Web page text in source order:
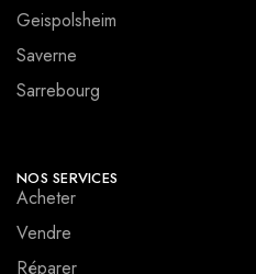
Geispolsheim
Saverne
Sarrebourg
NOS SERVICES
Acheter
Vendre
Réparer